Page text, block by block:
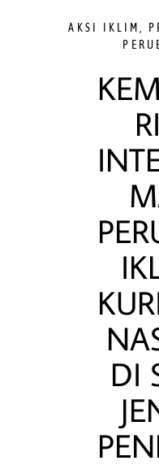
AKSI IKLIM
DI